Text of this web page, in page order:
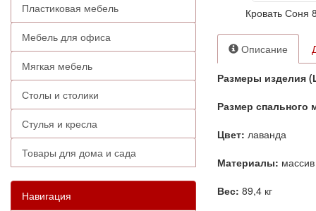
Пластиковая мебель
Мебель для офиса
Мягкая мебель
Столы и столики
Стулья и кресла
Товары для дома и сада
Навигация
Кровать Соня
Описание
Размеры изделия
Размер спального
Цвет: лаванда
Материалы:
Вес: 89,4 кг